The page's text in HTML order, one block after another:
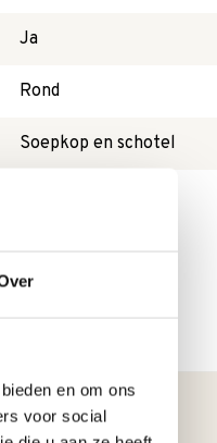
en om ons
voor social
Ja
Rond
Soepkop en schotel